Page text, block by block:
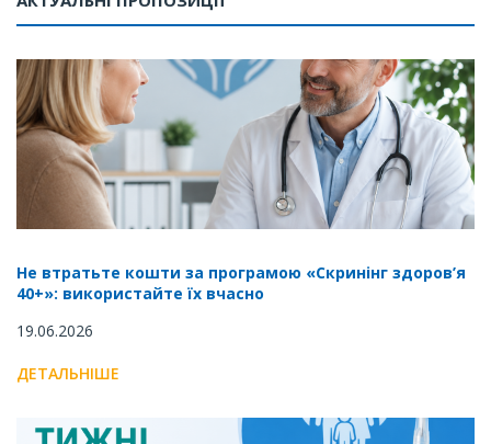
Не втратьте кошти за програмою «Скринінг здоров’я
40+»: використайте їх вчасно
19.06.2026
ДЕТАЛЬНІШЕ